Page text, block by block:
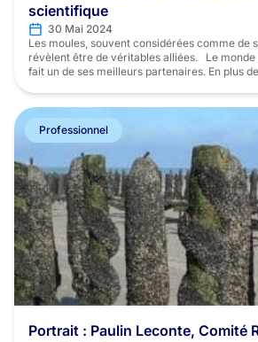
scientifique
30 Mai 2024
Les moules, souvent considérées comme de
révèlent être de véritables alliées. Le monde
fait un de ses meilleurs partenaires. En plus
Professionnel
Portrait : Paulin Leconte, Comité